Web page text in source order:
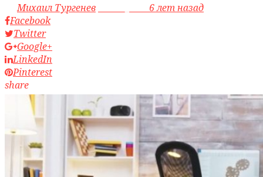
byМихаил Тургенев
6 лет назад
Facebook
Twitter
Google+
LinkedIn
Pinterest
share